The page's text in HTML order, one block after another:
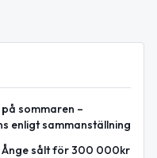
sommaren –
enligt sammanställning
Ånge sålt för 300 000kr